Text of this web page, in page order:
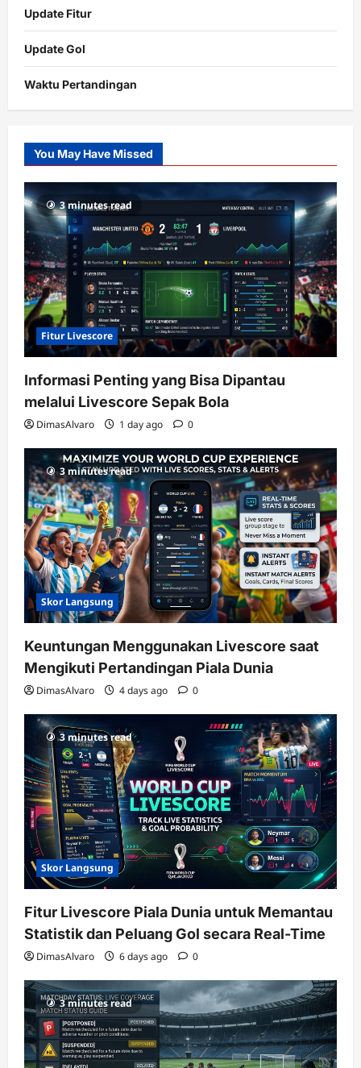
Update Fitur
Update Gol
Waktu Pertandingan
Slot
Gacor
RTP
terupdate
You May Have Missed
3 minutes read
Fitur Livescore
Informasi Penting yang Bisa Dipantau
melalui Livescore Sepak Bola
DimasAlvaro 1 day ago 0
3 minutes read
Skor Langsung
Keuntungan Menggunakan Livescore saat
Mengikuti Pertandingan Piala Dunia
DimasAlvaro 4 days ago 0
3 minutes read
Skor Langsung
Fitur Livescore Piala Dunia untuk Memantau
Statistik dan Peluang Gol secara Real-Time
DimasAlvaro 6 days ago 0
3 minutes read